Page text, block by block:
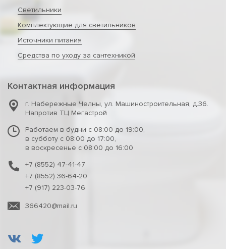
Светильники
Комплектующие для светильников
Источники питания
Средства по уходу за сантехникой
Контактная информация
г. Набережные Челны, ул. Машиностроительная, д.36.
Напротив ТЦ Мегастрой
Работаем в будни с 08:00 до 19:00,
в субботу с 08:00 до 17:00,
в воскресенье с 08:00 до 16:00
+7 (8552) 47-41-47
+7 (8552) 36-64-20
+7 (917) 223-03-76
366420@mail.ru